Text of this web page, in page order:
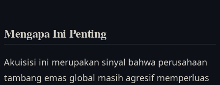
Mengapa Ini Penting
Akuisisi ini merupakan sinyal bahwa perusahaan
tambang emas global masih agresif memperluas